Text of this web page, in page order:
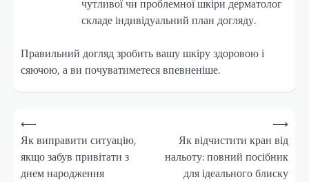
чутливої чи проблемної шкіри дерматолог
складе індивідуальний план догляду.
Правильний догляд зробить вашу шкіру здоровою і
сяючою, а ви почуватиметеся впевненіше.
Навігація
записів
⟵
Як виправити ситуацію,
якщо забув привітати з
днем народження
Як відчистити кран від
нальоту: повний посібник
для ідеального блиску
⟶